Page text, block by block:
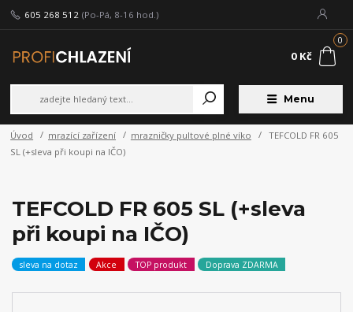
Menu
605 268 512 (Po-Pá, 8-16 hod.)
0
0 Kč
Úvod mrazící zařízení mrazničky pultové plné víko
TEFCOLD FR 605
SL (+sleva při koupi na IČO)
TEFCOLD FR 605 SL (+sleva
při koupi na IČO)
sleva na dotaz Akce TOP produkt Doprava ZDARMA